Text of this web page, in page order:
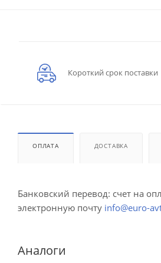
Короткий срок поставки
ОПЛАТА ДОСТАВКА
Банковский перевод: счет на
электронную почту info@euro-
Аналоги